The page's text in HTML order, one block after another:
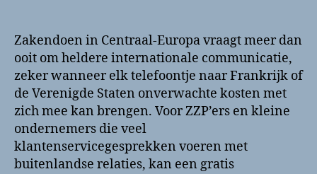
Zakendoen in Centraal-Europa vraagt meer dan
ooit om heldere internationale communicatie,
zeker wanneer elk telefoontje naar Frankrijk of
de Verenigde Staten onverwachte kosten met
zich mee kan brengen. Voor ZZP’ers en kleine
ondernemers die veel
klantenservicegesprekken voeren met
buitenlandse relaties, kan een gratis